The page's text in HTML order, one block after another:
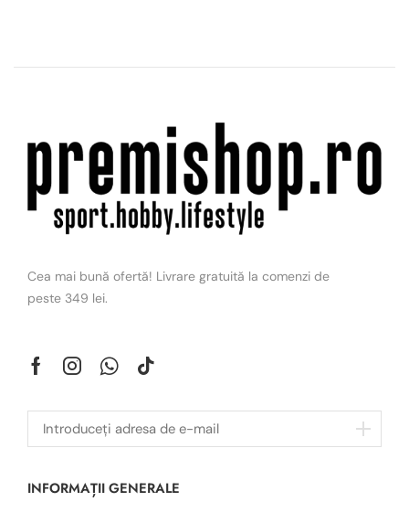
Cea mai bună ofertă! Livrare gratuită la comenzi de
peste 349 lei.
INFORMAȚII GENERALE